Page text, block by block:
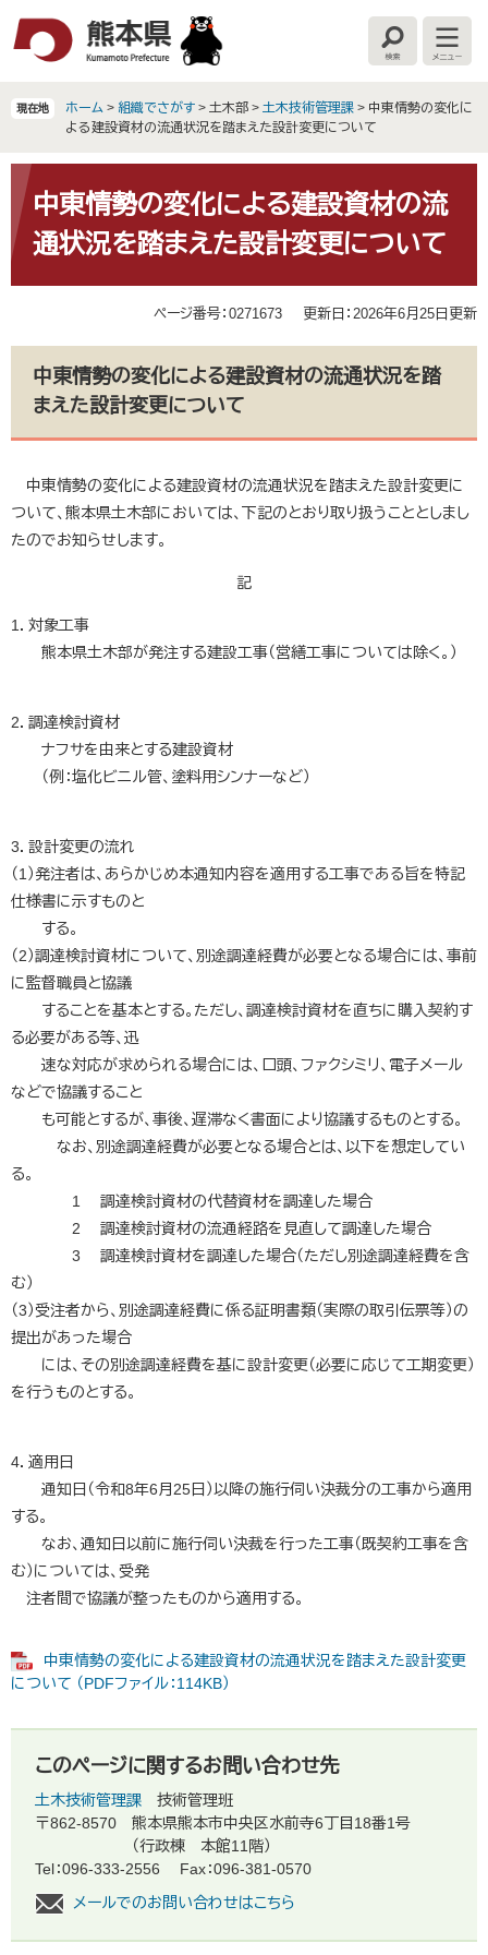
文
へ
検
索
メ
ニ
ー
現在地 ホーム > 組織でさがす > 土木部 > 土木技術管理課 > 中東情勢の変化に
よる建設資材の流通状況を踏まえた設計変更について
文 中東情勢の変化による建設資材の流
通状況を踏まえた設計変更について
ページ番号：0271673 更新日：2026年6月25日更新
中東情勢の変化による建設資材の流通状況を踏
まえた設計変更について
中東情勢の変化による建設資材の流通状況を踏まえた設計変更に
ついて、熊本県土木部においては、下記のとおり取り扱うこととしまし
たのでお知らせします。
記
1．対象工事
熊本県土木部が発注する建設工事（営繕工事については除く。）
2．調達検討資材
ナフサを由来とする建設資材
（例：塩化ビニル管、塗料用シンナーなど）
3．設計変更の流れ
（1）発注者は、あらかじめ本通知内容を適用する工事である旨を特記
仕様書に示すものと
する。
（2）調達検討資材について、別途調達経費が必要となる場合には、事前
に監督職員と協議
することを基本とする。ただし、調達検討資材を直ちに購入契約す
る必要がある等、迅
速な対応が求められる場合には、口頭、ファクシミリ、電子メール
などで協議すること
も可能とするが、事後、遅滞なく書面により協議するものとする。
なお、別途調達経費が必要となる場合とは、以下を想定してい
る。
1 調達検討資材の代替資材を調達した場合
2 調達検討資材の流通経路を見直して調達した場合
3 調達検討資材を調達した場合（ただし別途調達経費を含
む）
（3）受注者から、別途調達経費に係る証明書類（実際の取引伝票等）の
提出があった場合
には、その別途調達経費を基に設計変更（必要に応じて工期変更）
を行うものとする。
4．適用日
通知日（令和8年6月25日）以降の施行伺い決裁分の工事から適用
する。
なお、通知日以前に施行伺い決裁を行った工事（既契約工事を含
む）については、受発
注者間で協議が整ったものから適用する。
中東情勢の変化による建設資材の流通状況を踏まえた設計変更
について （PDFファイル：114KB）
このページに関するお問い合わせ先
土木技術管理課
技術管理班
〒862-8570
熊本県熊本市中央区水前寺6丁目18番1号
（行政棟 本館11階）
Tel：096-333-2556
Fax：096-381-0570
メールでのお問い合わせはこちら